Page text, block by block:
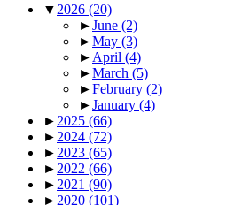
▼ 2026 (20)
►June (2)
►May (3)
► April (4)
►March (5)
►February (2)
►January (4)
► 2025 (66)
► 2024 (72)
► 2023 (65)
► 2022 (66)
► 2021 (90)
► 2020 (101)